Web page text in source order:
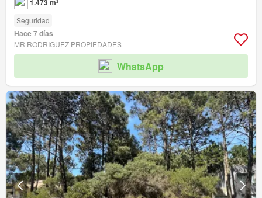
1.473 m²
Seguridad
Hace 7 días
MR RODRIGUEZ PROPIEDADES
WhatsApp